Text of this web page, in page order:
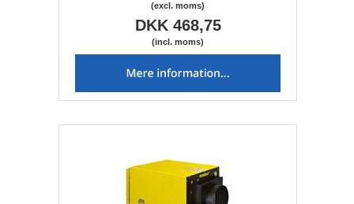
(excl. moms)
DKK 468,75
(incl. moms)